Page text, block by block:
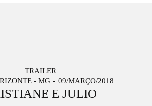
TRAILER
- MG
09/MARÇO/2018
E JULIO